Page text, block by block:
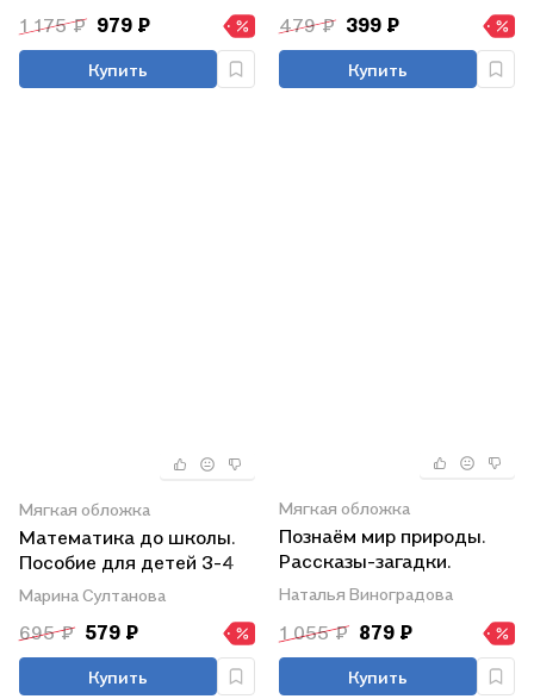
1 175 ₽ 979 ₽
Купить
479 ₽ 399 ₽
Купить
Мягкая обложка
Математика до школы.
Пособие для детей 3-4
лет
Марина Султанова
695 ₽ 579 ₽
Купить
Мягкая обложка
Познаём мир природы.
Рассказы-загадки.
Пособие для детей 5-7
Наталья Виноградова
1 055 ₽ 879 ₽
Купить